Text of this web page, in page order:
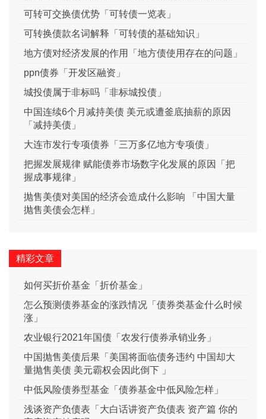
可转可交换债优势「可转债一览表」
可转换债款名词解释「可转债的基础知识」
地方债对经济发展的作用「地方债使用存在的问题」
ppn债券「开发区融资」
城投债属于非标吗「非标城投债」
中国连续6个月减持美债 美元或遭釜底抽薪的原因
「减持美债」
大连市发行专项债券「三万多亿地方专项债」
把握发展规律 赋能债券市场数字化发展的原因「把
握成事规律」
抛售美债对美国的经济会造成什么影响 「中国大量
抛售美债会怎样」
精彩文章
如何买折价基金「折价基金」
怎么预测债券基金的涨跌情况「债券类基金什么时候
涨」
农业银行2021年国债「农发行债券承销业务」
中国抛售美债后果「美国将面临债务违约 中国却大
量抛售美债 美元霸权会因此倒下 」
中低风险债券型基金「债券基金中低风险怎样」
浅谈资产负债表「大白话讲资产负债表 资产篇 你的